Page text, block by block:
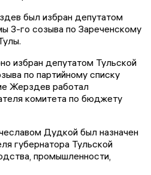
был избран депутатом
3-го созыва по Зареченскому
избран депутатом Тульской
по партийному списку
Жерздев работал
комитета по бюджету
Дудкой был назначен
губернатора Тульской
промышленности,